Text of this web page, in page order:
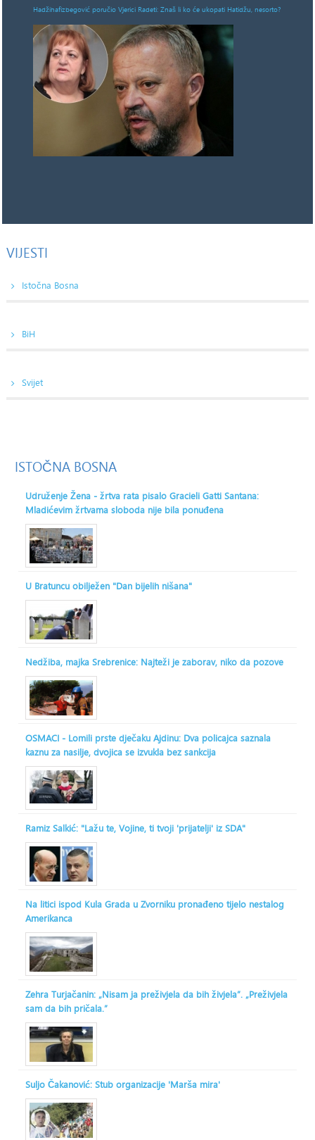
Hadžihafizbegović poručio Vjerici Radeti: Znaš li ko će ukopati Hatidžu, nesorto?
VIJESTI
Istočna Bosna
BiH
Svijet
ISTOČNA BOSNA
Udruženje Žena - žrtva rata pisalo Gracieli Gatti Santana:
Mladićevim žrtvama sloboda nije bila ponuđena
U Bratuncu obilježen "Dan bijelih nišana"
Nedžiba, majka Srebrenice: Najteži je zaborav, niko da pozove
OSMACI - Lomili prste dječaku Ajdinu: Dva policajca saznala
kaznu za nasilje, dvojica se izvukla bez sankcija
Ramiz Salkić: "Lažu te, Vojine, ti tvoji 'prijatelji' iz SDA"
Na litici ispod Kula Grada u Zvorniku pronađeno tijelo nestalog
Amerikanca
Zehra Turjačanin: „Nisam ja preživjela da bih živjela“. „Preživjela
sam da bih pričala.“
Suljo Čakanović: Stub organizacije 'Marša mira'